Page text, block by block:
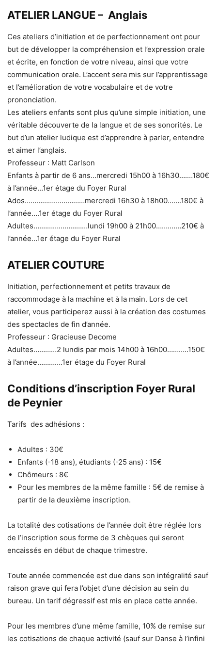
ATELIER LANGUE – Anglais
Ces ateliers d’initiation et de perfectionnement ont pour
but de développer la compréhension et l’expression orale
et écrite, en fonction de votre niveau, ainsi que votre
communication orale. L’accent sera mis sur l’apprentissage
et l’amélioration de votre vocabulaire et de votre
prononciation.
Les ateliers enfants sont plus qu’une simple initiation, une
véritable découverte de la langue et de ses sonorités. Le
but d’un atelier ludique est d’apprendre à parler, entendre
et aimer l’anglais.
Professeur : Matt Carlson
Enfants à partir de 6 ans…mercredi 15h00 à 16h30….…180€
à l’année…1er étage du Foyer Rural
Ados………………….………mercredi 16h30 à 18h00…….180€ à
l’année….1er étage du Foyer Rural
Adultes….……………………lundi 19h00 à 21h00…….……210€ à
l’année…1er étage du Foyer Rural
ATELIER COUTURE
Initiation, perfectionnement et petits travaux de
raccommodage à la machine et à la main. Lors de cet
atelier, vous participerez aussi à la création des costumes
des spectacles de fin d’année.
Professeur : Gracieuse Decome
Adultes…………2 lundis par mois 14h00 à 16h00………..150€
à l’année………….1er étage du Foyer Rural
Conditions d’inscription Foyer Rural
de Peynier
Tarifs des adhésions :
Adultes : 30€
Enfants (-18 ans), étudiants (-25 ans) : 15€
Chômeurs : 8€
Pour les membres de la même famille : 5€ de remise à
partir de la deuxième inscription.
La totalité des cotisations de l’année doit être réglée lors
de l’inscription sous forme de 3 chèques qui seront
encaissés en début de chaque trimestre.
Toute année commencée est due dans son intégralité sauf
raison grave qui fera l’objet d’une décision au sein du
bureau. Un tarif dégressif est mis en place cette année.
Pour les membres d’une même famille, 10% de remise sur
les cotisations de chaque activité (sauf sur Danse à l’infini